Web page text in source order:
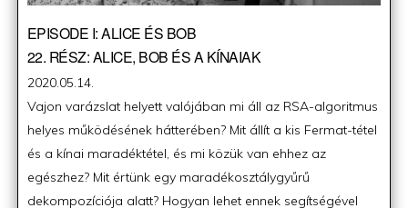
EPISODE I: ALICE ÉS BOB
22. RÉSZ: ALICE, BOB ÉS A KÍNAIAK
Posted
on
2020.05.14.
Vajon varázslat helyett valójában mi áll az RSA-algoritmus
helyes működésének hátterében? Mit állít a kis Fermat-tétel
és a kínai maradéktétel, és mi közük van ehhez az
egészhez? Mit értünk egy maradékosztálygyűrű
dekompozíciója alatt? Hogyan lehet ennek segítségével